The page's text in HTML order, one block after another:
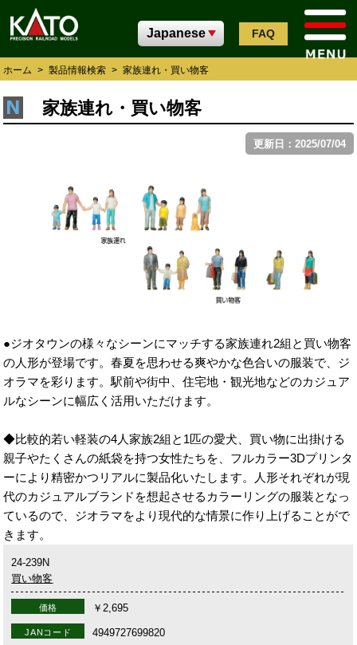
FAQ
ホーム > 製品情報検索 > 家族連れ・買い物客
家族連れ・買い物客
更新日：2025/07/04
●ジオタウンの様々なシーンにマッチする家族連れ2組と買い物客
の人形が登場です。春夏を思わせる爽やかな色合いの服装で、ジ
オラマを彩ります。駅前や街中、住宅地・観光地などのカジュア
ルなシーンに幅広く活用いただけます。
◆比較的若い軽装の4人家族2組と1匹の愛犬、買い物に出掛ける
親子やたくさんの紙袋を持つ女性たちを、フルカラー3Dプリンタ
ーにより精密かつリアルに製品化いたします。人形それぞれが現
代のカジュアルブランドを想起させるカラーリングの服装となっ
ているので、ジオラマをより現代的な情景に作り上げることがで
きます。
24-239N
買い物客
価格 ￥2,695
JANコード 4949727699820